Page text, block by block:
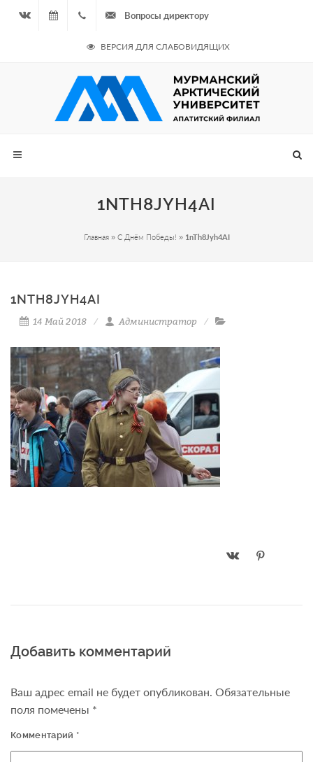
08.08.2026
- Чётная
неделя
964
687
Вопросы директору
ВЕРСИЯ ДЛЯ СЛАБОВИДЯЩИХ
1NTH8JYH4AI
Главная» С Днём Победы! » 1nTh8Jyh4AI
1NTH8JYH4AI
14 Май 2018 Администратор
Добавить комментарий
Ваш адрес email не будет опубликован. Обязательные
поля помечены *
Комментарий *